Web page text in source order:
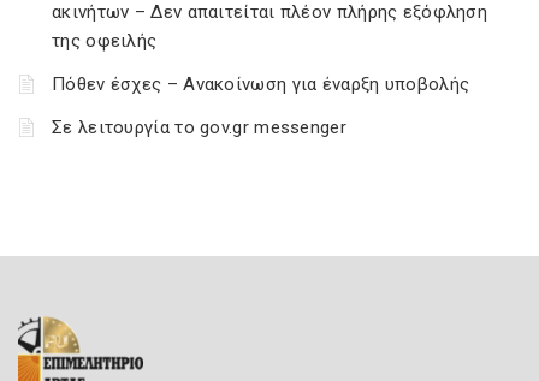
ακινήτων – Δεν απαιτείται πλέον πλήρης εξόφληση
της οφειλής
Πόθεν έσχες – Ανακοίνωση για έναρξη υποβολής
Σε λειτουργία το gov.gr messenger